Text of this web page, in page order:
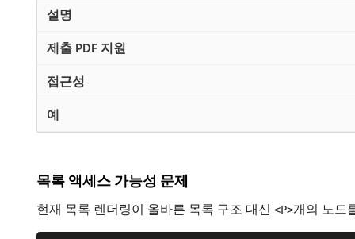
목록 액세스 가능성 문제
현재 목록 렌더링이 올바른 목록 구조 대신 <P>개의 노드